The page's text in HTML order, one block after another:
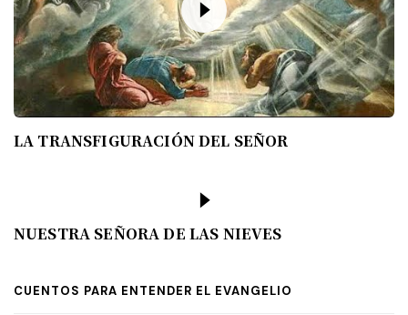
LA TRANSFIGURACIÓN DEL SEÑOR
NUESTRA SEÑORA DE LAS NIEVES
CUENTOS PARA ENTENDER EL EVANGELIO